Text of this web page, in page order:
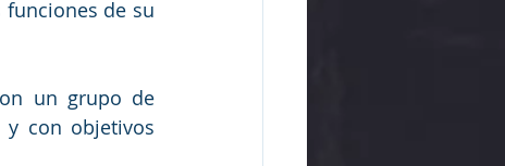
de su
un grupo de
y con objetivos